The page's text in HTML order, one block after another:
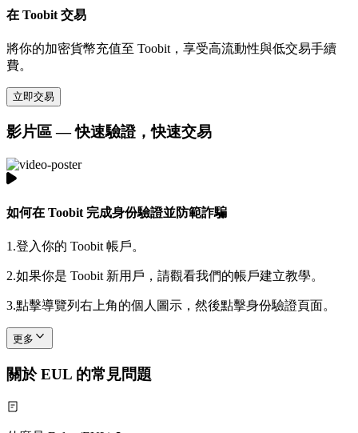
在 Toobit 交易
將你的加密貨幣充值至 Toobit，享受高流動性與低交易手續
費。
立即交易
影片區 — 快速驗證，快速交易
如何在 Toobit 完成身份驗證並防範詐騙
1.登入你的 Toobit 帳戶。
2.如果你是 Toobit 新用戶，請觀看我們的帳戶建立教學。
3.點擊導覽列右上角的個人圖示，然後點擊身份驗證頁面。
更多
關於 EUL 的常見問題